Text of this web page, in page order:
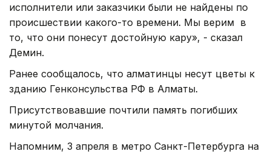
исполнители или заказчики были не найдены по
происшествии какого-то времени. Мы верим в
то, что они понесут достойную кару», - сказал
Демин.
Ранее сообщалось, что алматинцы несут цветы к
зданию Генконсульства РФ в Алматы.
Присутствовавшие почтили память погибших
минутой молчания.
Напомним, 3 апреля в метро Санкт-Петербурга на